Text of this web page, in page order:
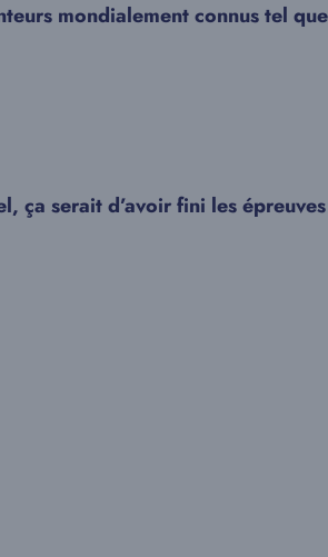
mondialement connus tel
ça serait d’avoir fini les